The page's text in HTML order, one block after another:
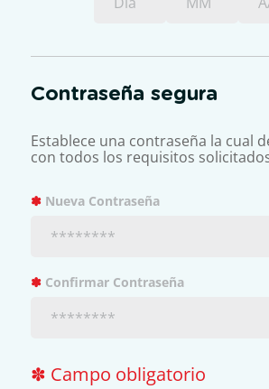
Contraseña segura
Establece una contraseña la cual
con todos los requisitos
✽Nueva Contraseña
✽Confirmar Contraseña
✽ Campo obligatorio